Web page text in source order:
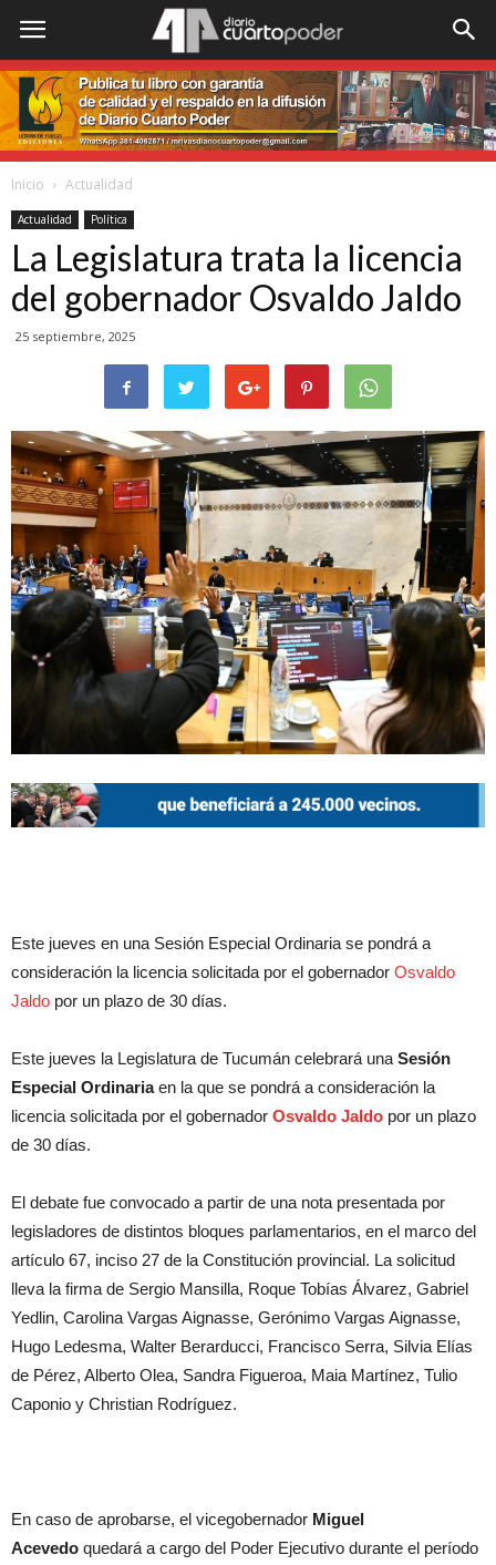
Inicio Actualidad
Actualidad Política
La Legislatura trata la licencia
del gobernador Osvaldo Jaldo
25 septiembre, 2025
Este jueves en una Sesión Especial Ordinaria se pondrá a
consideración la licencia solicitada por el gobernador Osvaldo
Jaldo por un plazo de 30 días.
Este jueves la Legislatura de Tucumán celebrará una Sesión
Especial Ordinariaen la que se pondrá a consideración la
licencia solicitada por el gobernador Osvaldo Jaldo por un plazo
de 30 días.
El debate fue convocado a partir de una nota presentada por
legisladores de distintos bloques parlamentarios, en el marco del
artículo 67, inciso 27 de la Constitución provincial. La solicitud
lleva la firma de Sergio Mansilla, Roque Tobías Álvarez, Gabriel
Yedlin, Carolina Vargas Aignasse, Gerónimo Vargas Aignasse,
Hugo Ledesma, Walter Berarducci, Francisco Serra, Silvia Elías
de Pérez, Alberto Olea, Sandra Figueroa, Maia Martínez, Tulio
Caponio y Christian Rodríguez.
En caso de aprobarse, el vicegobernador Miguel
Acevedo quedará a cargo del Poder Ejecutivo durante el período